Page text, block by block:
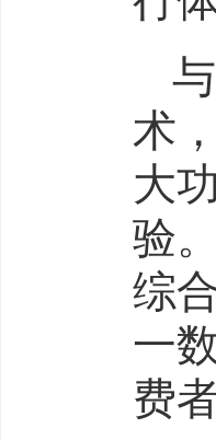
术
大
验
综
一
费